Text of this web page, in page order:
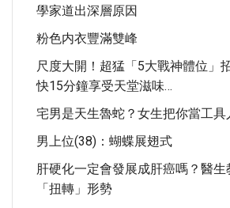
學家道出深層原因
粉色内衣豐滿雙峰
尺度大開！超猛「5大戰神體位」
快15分鐘享受天堂滋味…
宅男是天生魯蛇？女生把你當工具
男上位(38)：蝴蝶展翅式
肝硬化一定會發展成肝癌嗎？醫
「扭轉」形勢